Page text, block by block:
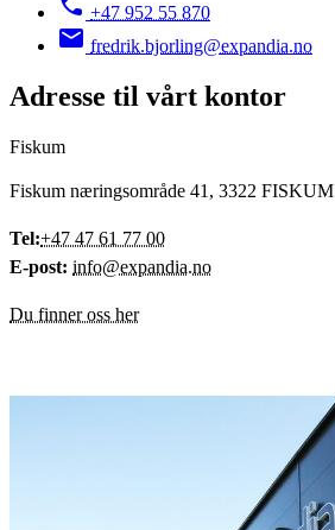
+47 952 55 870
fredrik.bjorling@expandia.no
Adresse til vårt kontor
Fiskum
Fiskum næringsområde 41, 3322 FISKUM
Tel:+47 47 61 77 00
E-post: info@expandia.no
Du finner oss her